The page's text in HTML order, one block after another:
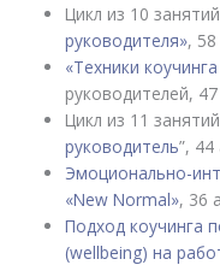
Цикл из 10 занятий
руководителя»,
«Техники
руководителей,
Цикл из 11
руководитель”,
Эмоционально-
«New Normal», 36
Подход коучинга
(wellbeing) на